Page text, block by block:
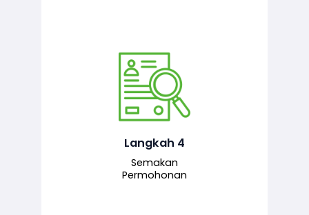
Langkah 4
Semakan
Permohonan
Pegawai penyemak menyemak
maklumat yang dikemukakan. Jika
semua maklumat adalah lengkap dan
kepada pegawai pelulus untuk
tindakan seterusnya.